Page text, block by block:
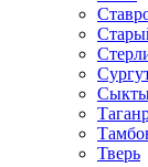
Тверь